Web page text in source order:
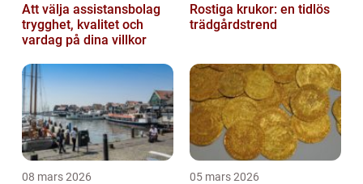
Att välja assistansbolag
trygghet, kvalitet och
vardag på dina villkor
Rostiga krukor: en tidlös
trädgårdstrend
08 mars 2026 05 mars 2026